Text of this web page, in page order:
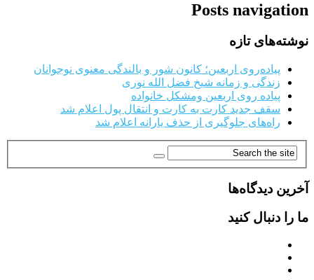
Posts navigation
نوشته‌های تازه
پیاده‌روی اربعین؛ کانون شور و بالندگی معنوی نوجوانان
زندگی و زمانه شیخ فضل الله نوری
پیاده روی اربعین ومشکل خانواده
سقف جدید کارت به کارت و انتقال پول اعلام شد
راه‌های جلوگیری از حذف یارانه اعلام شد
آخرین دیدگاه‌ها
ما را دنبال کنید